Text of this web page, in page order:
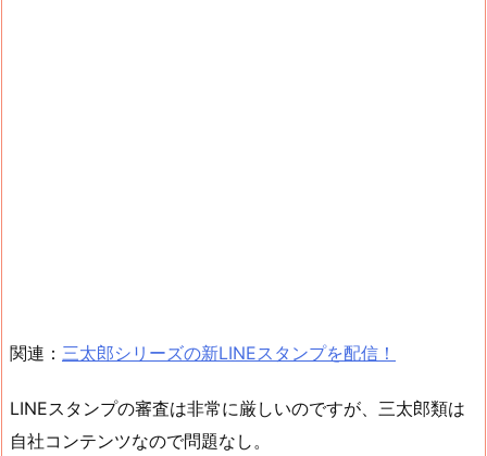
関連： 三太郎シリーズの新LINEスタンプを配信！
LINEスタンプの審査は非常に厳しいのですが、三太郎類は
自社コンテンツなので問題なし。